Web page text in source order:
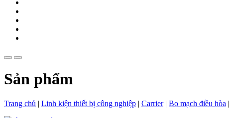
Sản phẩm
Trang chủ | Linh kiện thiết bị công nghiệp | Carrier| Bo mạch điều hòa |